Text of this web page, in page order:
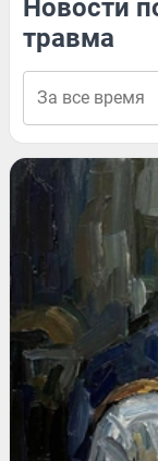
Новости
травма